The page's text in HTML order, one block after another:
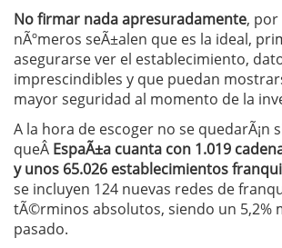
No firmar nada apresuradamente, por
nÃºmeros seÃ±alen que es la ideal,
asegurarse ver el establecimiento,
imprescindibles y que puedan
mayor seguridad al momento de la
A la hora de escoger no se quedarÃ¡n
queÂ EspaÃ±a cuanta con 1.019
y unos 65.026 establecimientos
se incluyen 124 nuevas redes de
tÃ©rminos absolutos, siendo un 5,2%
pasado.